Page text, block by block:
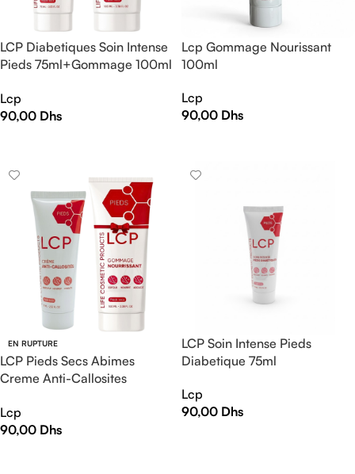
LCP Diabetiques Soin Intense
Pieds 75ml+Gommage 100ml
Lcp
90,00 Dhs
Lcp Gommage Nourissant
100ml
Lcp
90,00 Dhs
EN RUPTURE
LCP Pieds Secs Abimes
Creme Anti-Callosites
Lcp
90,00 Dhs
LCP Soin Intense Pieds
Diabetique 75ml
Lcp
90,00 Dhs